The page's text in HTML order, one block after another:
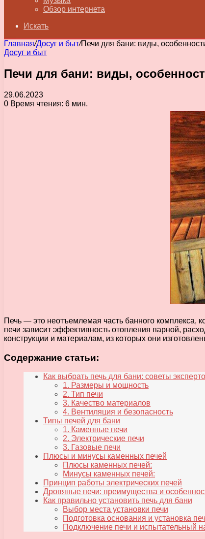
Обзор интернета
Искать
Главная/Досуг и быт/Печи для бани: виды,
Досуг и быт
Печи для бани: виды,
29.06.2023
0 Время чтения: 6 мин.
Печь — это неотъемлемая часть банного комплекса,
печи зависит эффективность отопления парной,
конструкции и материалам, из которых они
Содержание статьи:
Как выбрать печь для бани: советы
1. Размеры и мощность
2. Тип печи
3. Качество материалов
4. Вентиляция и безопасность
Типы печей для бани
1. Каменные печи
2. Электрические печи
3. Газовые печи
Плюсы и минусы каменных печей
Плюсы каменных печей:
Минусы каменных печей:
Принцип работы электрических печей
Дровяные печи: преимущества и
Как правильно установить печь для бани
Выбор места установки печи
Подготовка основания и установка
Подключение печи и испытательный